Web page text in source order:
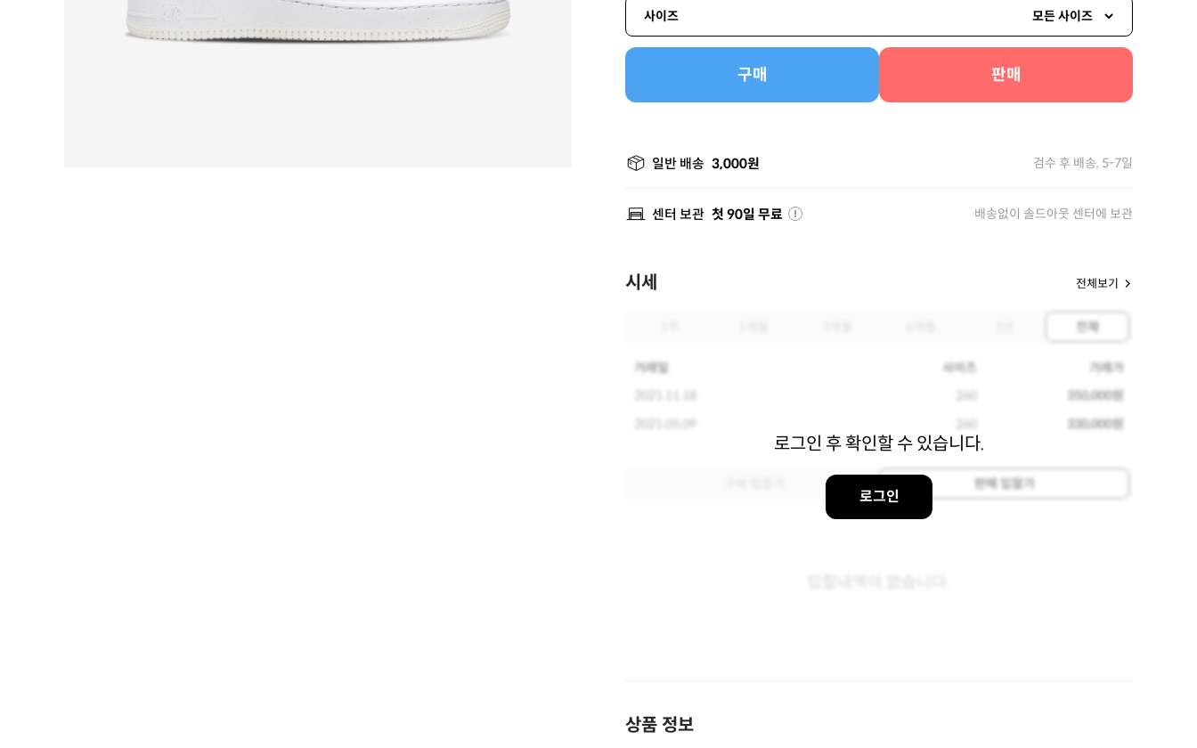
사이즈 모든 사이즈
구매 판매
일반 배송 3,000원 검수 후 배송, 5-7일
센터 보관 첫 90일 무료 배송없이 솔드아웃 센터에 보관
시세 전체보기
로그인 후 확인할 수 있습니다.
로그인
전체
거래일 사이즈
거래가
260
350,000원
260 330,000원
판매 입찰가
상품 정보